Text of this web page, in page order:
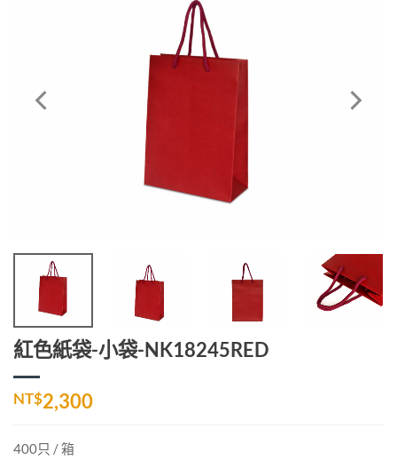
紅色紙袋-小袋-NK18245RED
NT$2,300
400只 / 箱